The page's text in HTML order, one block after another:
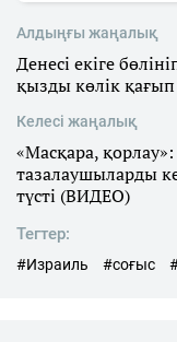
Алдыңғы жаңалық
Денесі екіге
қызды көлік
Келесі жаңалық
«Масқара,
тазалаушыларды
түсті (ВИДЕО)
Тегтер:
#Израиль #соғыс